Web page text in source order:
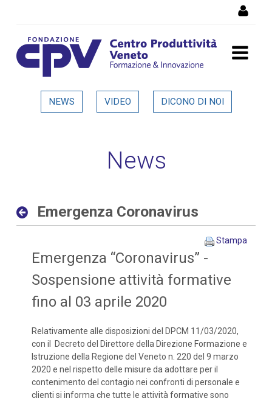
Emergenza Coronavirus -
NEWS VIDEO DICONO DI NOI
News
Emergenza Coronavirus
Stampa
Emergenza “Coronavirus” -
Sospensione attività formative
fino al 03 aprile 2020
Relativamente alle disposizioni del DPCM 11/03/2020,
con il Decreto del Direttore della Direzione Formazione e
Istruzione della Regione del Veneto n. 220 del 9 marzo
2020 e nel rispetto delle misure da adottare per il
contenimento del contagio nei confronti di personale e
clienti si informa che tutte le attività formative sono